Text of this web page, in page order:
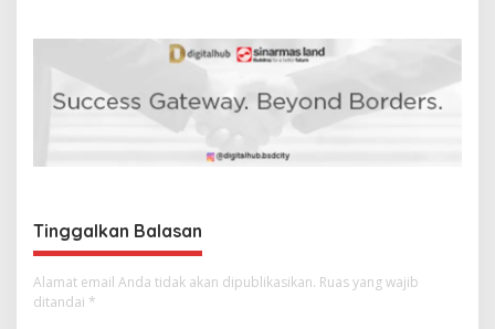
g
p
s
Tinggalkan Balasan
Alamat email Anda tidak akan dipublikasikan. Ruas yang wajib
ditandai *